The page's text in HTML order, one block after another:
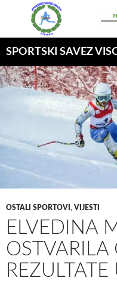
SPORTSKI SAVEZ
OSTALI SPORTOVI , VIJESTI
ELVEDINA
OSTVARILA
REZULTATE